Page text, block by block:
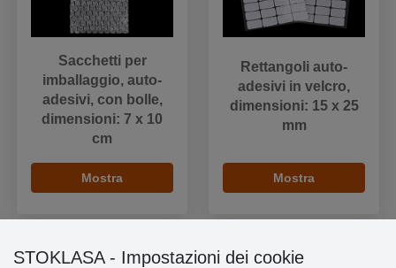
Sacchetti per
imballaggio, auto-
adesivi, con bolle,
dimensioni: 7 x 10
cm
Mostra
Rettangoli auto-
adesivi in velcro,
dimensioni: 15 x 25
mm
Mostra
STOKLASA - Impostazioni dei cookie